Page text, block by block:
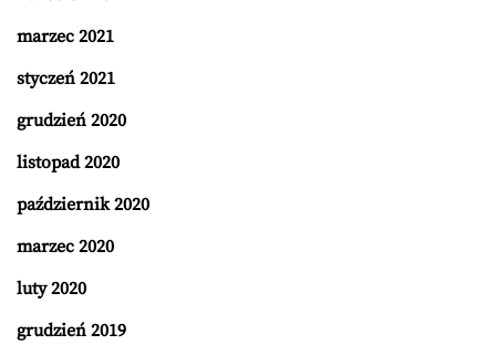
marzec 2021
styczeń 2021
grudzień 2020
listopad 2020
październik 2020
marzec 2020
luty 2020
grudzień 2019